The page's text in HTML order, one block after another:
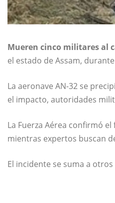
Mueren cinco militares al
el estado de Assam,
La aeronave AN-32 se
el impacto, autoridades
La Fuerza Aérea confirmó
mientras expertos buscan
El incidente se suma a